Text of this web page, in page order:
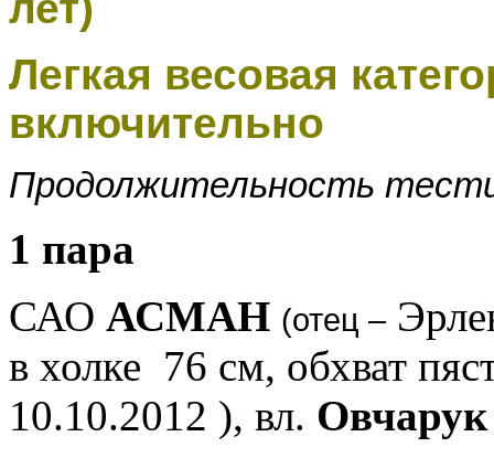
Легкая весовая
включительно
Продолжительность
1 пара
САО АСМАН (отец –
в холке 76 см, обхват
10.10.2012 ), вл.